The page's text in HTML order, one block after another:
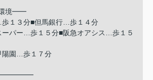
境━━
１３分■但馬銀行…歩１４分
ーパー…歩１５分■阪急オアシス…歩１５
陽園…歩１７分